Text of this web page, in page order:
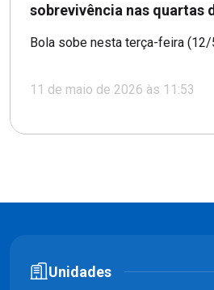
sobrevivência nas quartas
Bola sobe nesta terça-feira (12/
11 de maio de 2026 às 11:53
Unidades